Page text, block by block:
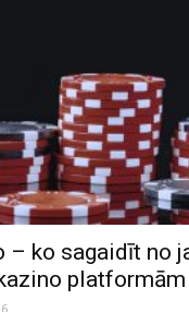
– ko sagaidīt no
platformām